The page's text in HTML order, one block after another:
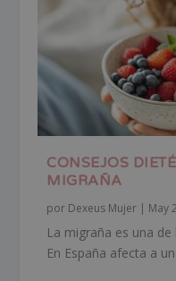
CONSEJOS
MIGRAÑA
por Dexeus Mujer | May
La migraña es una
En España afecta a